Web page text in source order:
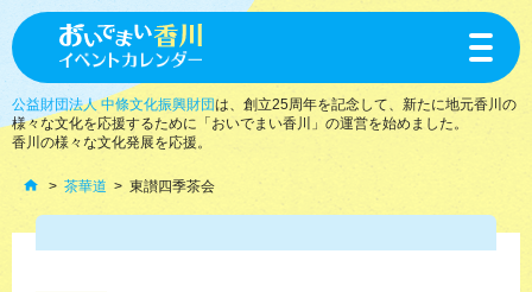
toggle
公益財団法人 中條文化振興財団は、創立25周年を記念して、新たに地元香川の
様々な文化を応援するために「おいでまい香川」の運営を始めました。
香川の様々な文化発展を応援。
茶華道 東讃四季茶会